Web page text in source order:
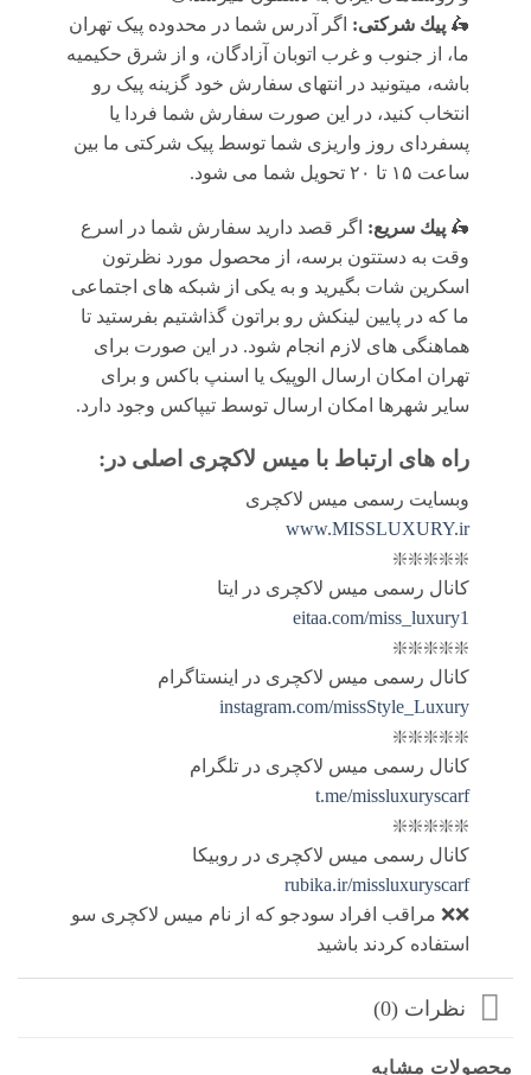
🛵 پيك شرکتی: اگر آدرس شما در محدوده پیک تهران
ما، از جنوب و غرب اتوبان آزادگان، و از شرق حکیمیه
باشه، میتونید در انتهای سفارش خود گزینه پیک رو
انتخاب کنید، در این صورت سفارش شما فردا یا
پسفردای روز واريزى شما توسط پیک شرکتی ما بين
ساعت ۱۵ تا ٢٠ تحويل شما مى شود.
🛵 پيك سریع: اگر قصد دارید سفارش شما در اسرع
وقت به دستتون برسه، از محصول مورد نظرتون
اسکرین شات بگیرید و به یکی از شبکه های اجتماعی
ما که در پایین لینکش رو براتون گذاشتیم بفرستید تا
هماهنگی های لازم انجام شود. در این صورت برای
تهران امکان ارسال الوپیک یا اسنپ باکس و برای
سایر شهرها امکان ارسال توسط تیپاکس وجود دارد.
راه های ارتباط با میس لاکچری اصلی در:
وبسایت رسمی میس لاکچری
www.MISSLUXURY.ir
❇️❇️❇️❇️❇️
کانال رسمی میس لاکچری در ایتا
eitaa.com/miss_luxury1
❇️❇️❇️❇️❇️
کانال رسمی میس لاکچری در اینستاگرام
instagram.com/missStyle_Luxury
❇️❇️❇️❇️❇️
کانال رسمی میس لاکچری در تلگرام
t.me/missluxuryscarf
❇️❇️❇️❇️❇️
کانال رسمی میس لاکچری در روبیکا
rubika.ir/missluxuryscarf
❌❌ مراقب افراد سودجو که از نام میس لاکچری سو
استفاده کردند باشید
نظرات (0)
محصولات مشابه